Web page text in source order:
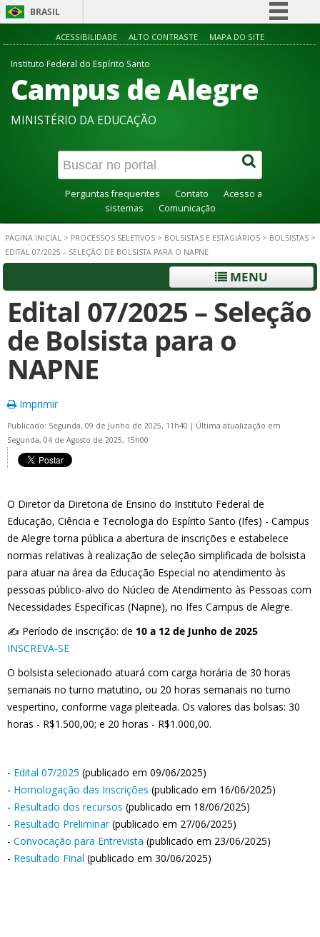
BRASIL
Simplifique!
Acesso à informação
Canais
ACESSIBILIDADE ALTO CONTRASTE MAPA DO SITE
Instituto Federal do Espírito Santo
Campus de Alegre
MINISTÉRIO DA EDUCAÇÃO
Perguntas frequentes Contato
Acesso a
sistemas
Comunicação
PÁGINA INICIAL > PROCESSOS SELETIVOS > BOLSISTAS E ESTAGIÁRIOS > BOLSISTAS >
EDITAL 07/2025 – SELEÇÃO DE BOLSISTA PARA O NAPNE
MENU
Edital 07/2025 – Seleção
de Bolsista para o
NAPNE
Imprimir
Publicado: Segunda, 09 de Junho de 2025, 11h40 | Última atualização em
Segunda, 04 de Agosto de 2025, 15h00
O Diretor da Diretoria de Ensino do Instituto Federal de
Educação, Ciência e Tecnologia do Espírito Santo (Ifes) - Campus
de Alegre torna pública a abertura de inscrições e estabelece
normas relativas à realização de seleção simplificada de bolsista
para atuar na área da Educação Especial no atendimento às
pessoas público-alvo do Núcleo de Atendimento às Pessoas com
Necessidades Específicas (Napne), no Ifes Campus de Alegre.
✍️ Período de inscrição: de 10 a 12 de Junho de 2025
INSCREVA-SE
O bolsista selecionado atuará com carga horária de 30 horas
semanais no turno matutino, ou 20 horas semanais no turno
vespertino, conforme vaga pleiteada. Os valores das bolsas: 30
horas - R$1.500,00; e 20 horas - R$1.000,00.
- Edital 07/2025 (publicado em 09/06/2025)
- Homologação das Inscrições (publicado em 16/06/2025)
- Resultado dos recursos (publicado em 18/06/2025)
- Resultado Preliminar(publicado em 27/06/2025)
- Convocação para Entrevista (publicado em 23/06/2025)
- Resultado Final (publicado em 30/06/2025)